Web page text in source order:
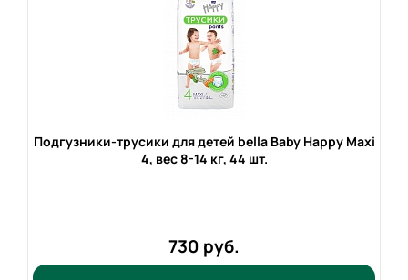
Подгузники-трусики для детей bella Baby Happy Maxi
4, вес8-14 кг, 44 шт.
730 руб.